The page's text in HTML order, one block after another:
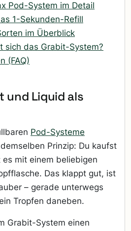
Pod-System im Detail
1-Sekunden-Refill
im Überblick
sich das Grabit-System?
(FAQ)
und Liquid als
Pod-Systeme
Prinzip: Du kaufst
mit einem beliebigen
Das klappt gut, ist
– gerade unterwegs
Tropfen daneben.
Grabit-System einen